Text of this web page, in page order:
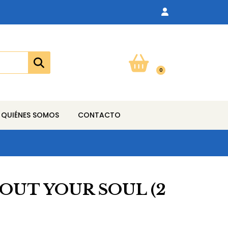
0
QUIÉNES SOMOS CONTACTO
YOUR SOUL (2